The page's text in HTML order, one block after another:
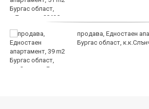
продава, Едностаен
Бургас област,